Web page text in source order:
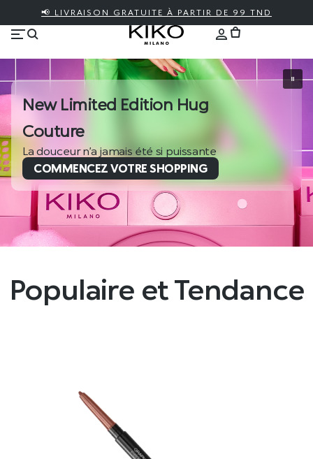
📢 LIVRAISON GRATUITE À PARTIR DE 99 TND
New Limited Edition Hug
Couture
La douceur n’a jamais été si puissante
COMMENCEZ VOTRE SHOPPING
Populaire et Tendance